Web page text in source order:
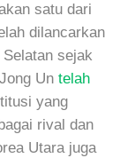
satu dari
dilancarkan
sejak
Un telah
yang
rival dan
Utara juga